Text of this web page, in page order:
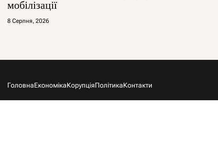
мобілізації
8 Серпня, 2026
ГоловнаЕкономікаКорупціяПолітикаКонтакти